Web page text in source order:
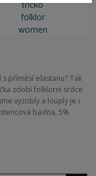
příměsí elastanu? Tak
zdobí folklorní srdce
vyzobly a louply je i
bavlna, 5%